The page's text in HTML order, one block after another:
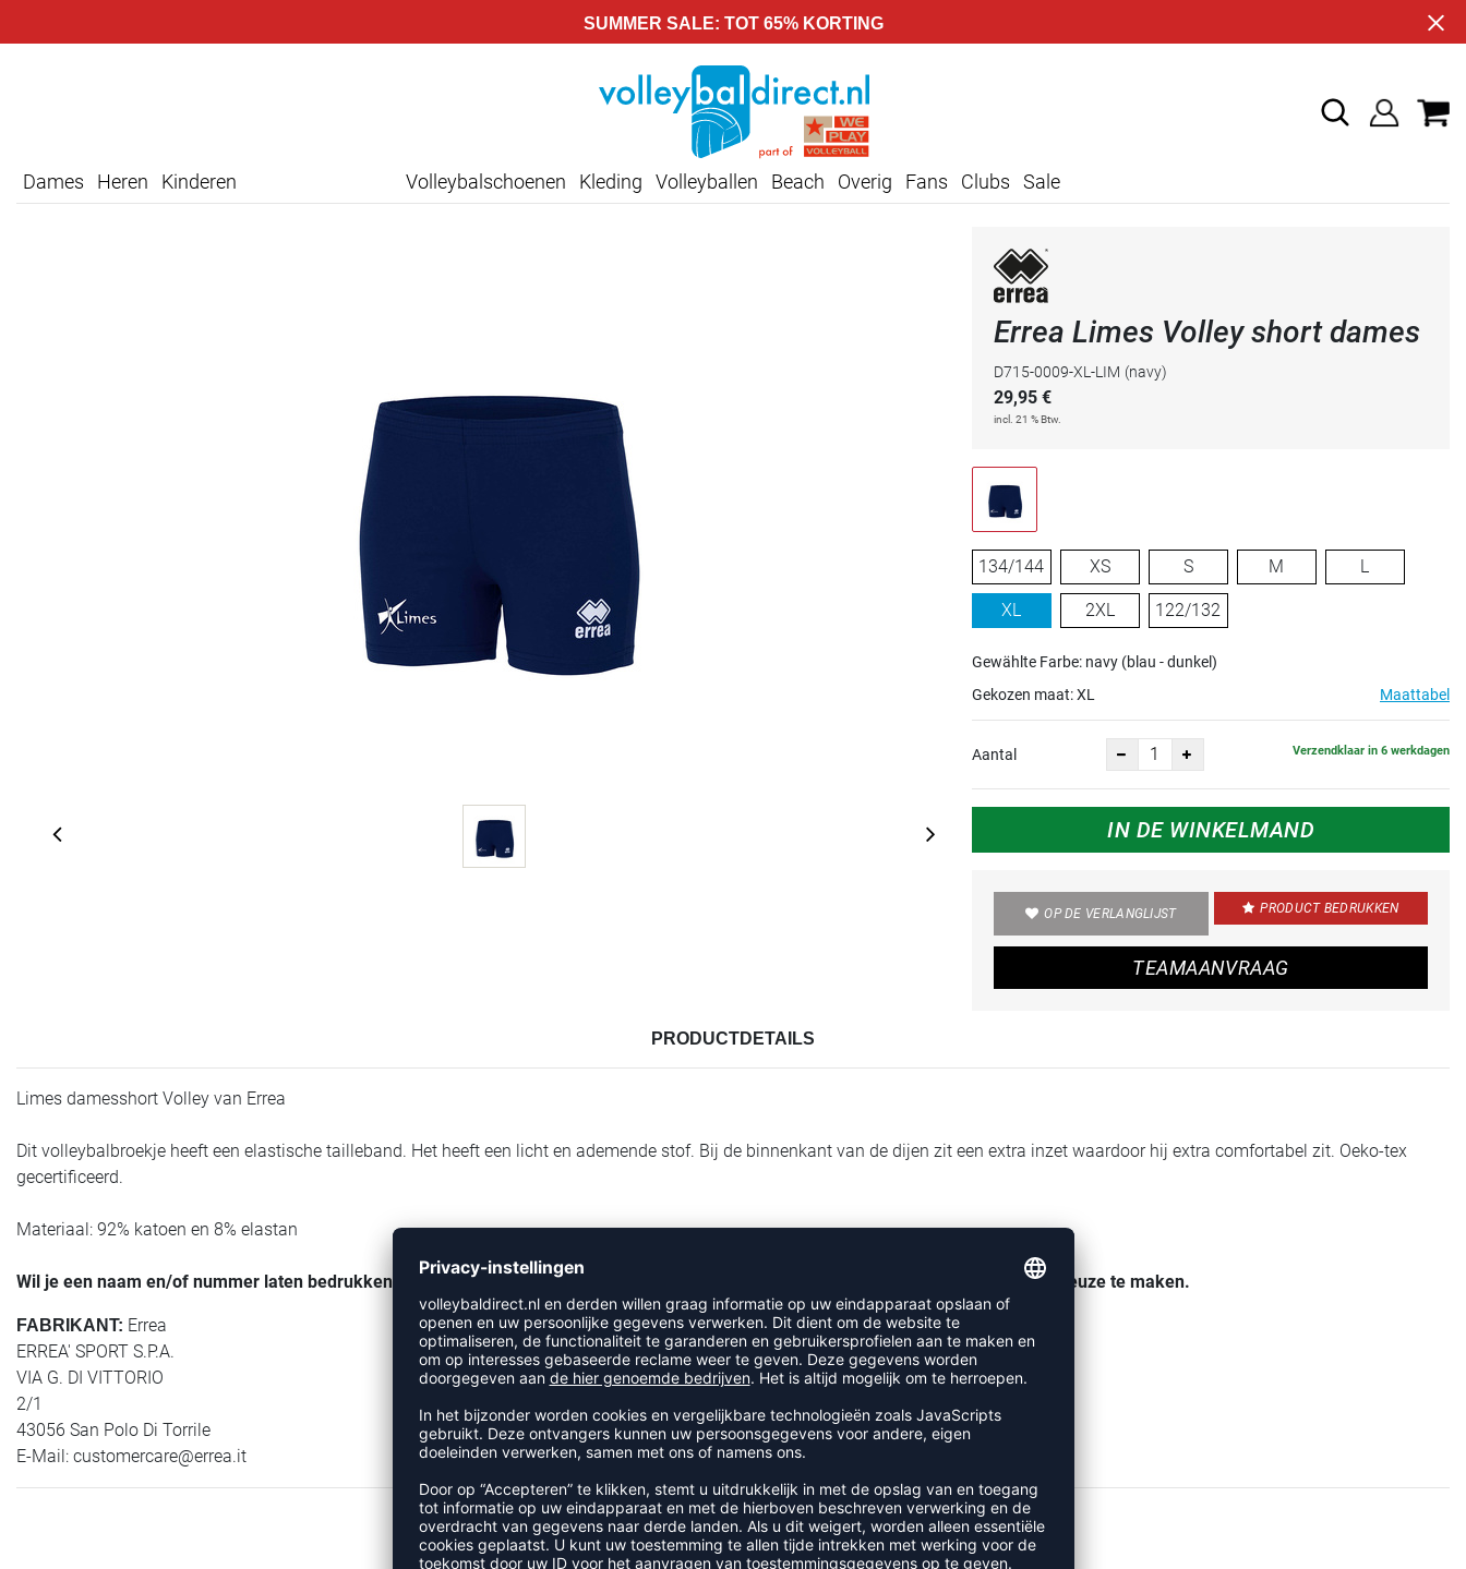
SUMMER SALE: TOT 65% KORTING
Dames Heren Kinderen Volleybalschoenen Kleding Volleyballen Beach Overig Fans Clubs Sale
Errea Limes Volley short dames
D715-0009-XL-LIM (navy)
29,95 €
incl. 21 % Btw.
134/144 XS S M L
XL 2XL 122/132
Gewählte Farbe: navy (blau - dunkel)
Gekozen maat:XL Maattabel
Aantal Verzendklaar in 6 werkdagen
IN DE WINKELMAND
OP DE VERLANGLIJST PRODUCT BEDRUKKEN
TEAMAANVRAAG
PRODUCTDETAILS
Limes damesshort Volley van Errea
Dit volleybalbroekje heeft een elastische tailleband. Het heeft een licht en ademende stof. Bij de binnenkant van de dijen zit een extra inzet waardoor hij extra comfortabel zit. Oeko-tex
gecertificeerd.
Materiaal: 92% katoen en 8% elastan
Wil je een naam en/of nummer laten bedrukken? Klik dan op de rode button PRODUCT BEDRUKKEN voor de mogelijkheden en om je keuze te maken.
FABRIKANT: Errea
ERREA' SPORT S.P.A.
VIA G. DI VITTORIO
2/1
43056 San Polo Di Torrile
E-Mail: customercare@errea.it
RECENT BEKEKEN